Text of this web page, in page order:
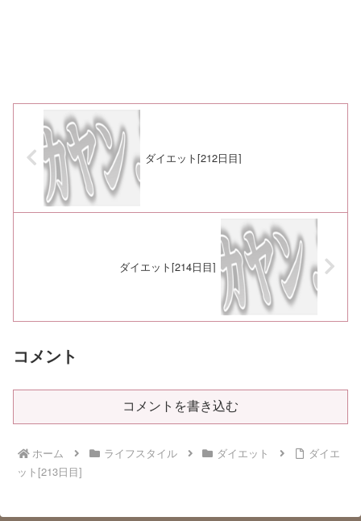
ダイエット[212日目]
ダイエット[214日目]
コメント
コメントを書き込む
ホーム ライフスタイル ダイエット
ダイエ
ット[213日目]